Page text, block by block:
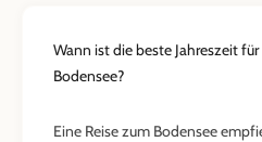
Wann ist die beste Jahreszeit
Bodensee?
Eine Reise zum Bodensee